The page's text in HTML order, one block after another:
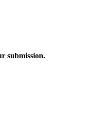
submission.